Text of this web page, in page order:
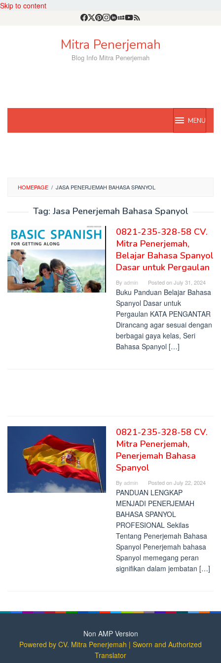
Skip to content
Mitra Penerjemah
Blog Info Mitra Penerjemah
MENU
HOMEPAGE / JASA PENERJEMAH BAHASA SPANYOL
Tag: Jasa Penerjemah Bahasa Spanyol
0821-235-328-58 CV.
Mitra Penerjemah,
Belajar Bahasa Spanyol
Dasar untuk Pergaulan
By admin Posted onJuly 31, 2024
Buku Panduan Belajar Bahasa
Spanyol Dasar untuk
Pergaulan KATA PENGANTAR
Dirancang agar sesuai dengan
berbagai gaya kelas, Seri
Bahasa Spanyol […]
0821-235-328-58 CV.
Mitra Penerjemah,
Penerjemah Bahasa
Spanyol
By admin Posted onJuly 22, 2024
PANDUAN LENGKAP
MENJADI PENERJEMAH
BAHASA SPANYOL
PROFESIONAL Sekilas
Tentang Penerjemah Bahasa
Spanyol Penerjemah bahasa
Spanyol memegang peran
signifikan dalam jembatan […]
Non AMP Version
Powered by CV. Mitra Penerjemah | Sworn and Authorized
Translator